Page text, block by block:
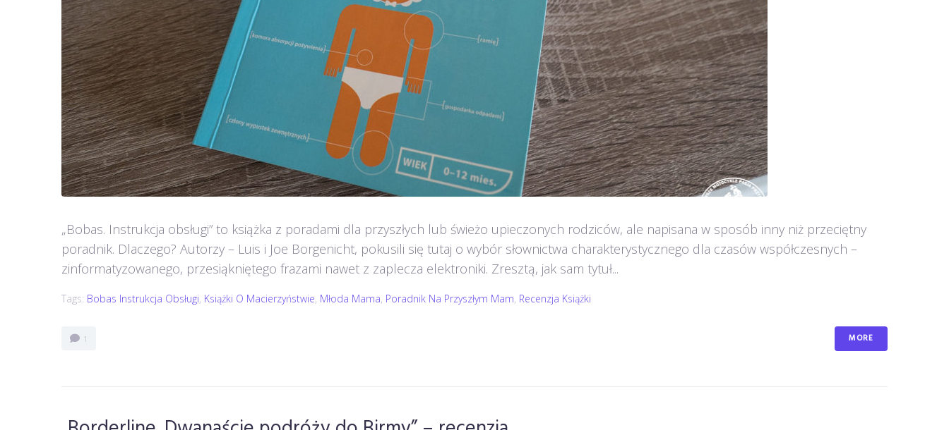
„Bobas. Instrukcja obsługi” to książka z poradami dla przyszłych lub świeżo upieczonych rodziców, ale napisana w sposób inny niż przeciętny
poradnik. Dlaczego? Autorzy – Luis i Joe Borgenicht, pokusili się tutaj o wybór słownictwa charakterystycznego dla czasów współczesnych –
zinformatyzowanego, przesiąkniętego frazami nawet z zaplecza elektroniki. Zresztą, jak sam tytuł...
Tags: Bobas Instrukcja Obsługi, Książki O Macierzyństwie, Młoda Mama, Poradnik Na Przyszłym Mam, Recenzja Książki
1 MORE